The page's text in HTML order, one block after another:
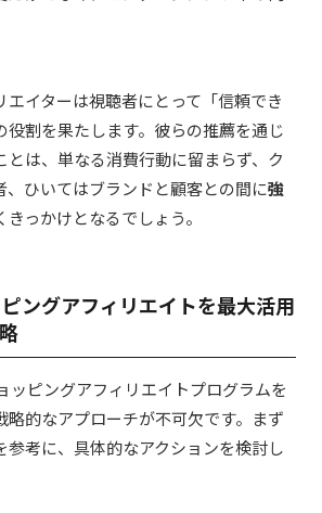
エイターは視聴者にとって「信頼でき
役割を果たします。彼らの推薦を通じ
とは、単なる消費行動に留まらず、ク
、ひいてはブランドと顧客との間に強
きっかけとなるでしょう。
ングアフィリエイトを最大活用
ッピングアフィリエイトプログラムを
略的なアプローチが不可欠です。まず
参考に、具体的なアクションを検討し